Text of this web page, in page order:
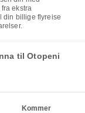
ekstra
din billige flyreise
til Otopeni
Kommer